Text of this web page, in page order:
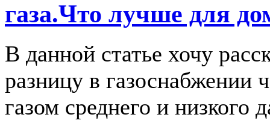
газа.Что лучше для
В данной статье хочу
разницу в газоснабжении
газом среднего и низкого